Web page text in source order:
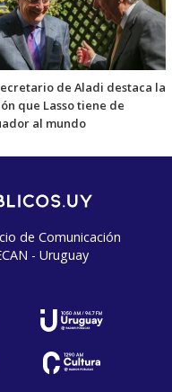
de Aladi destaca la
que Lasso tiene de
al mundo
de Comunicación
- Uruguay